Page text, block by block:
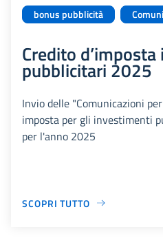
bonus pubblicità
Credito
pubblicitari 2025
Invio delle "Comunicazioni
imposta per gli investimenti
per l'anno 2025
SCOPRI TUTTO